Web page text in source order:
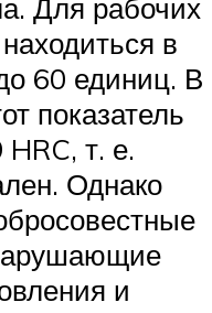
Для рабочих
в
60 единиц. В
показатель
т. е.
Однако
и